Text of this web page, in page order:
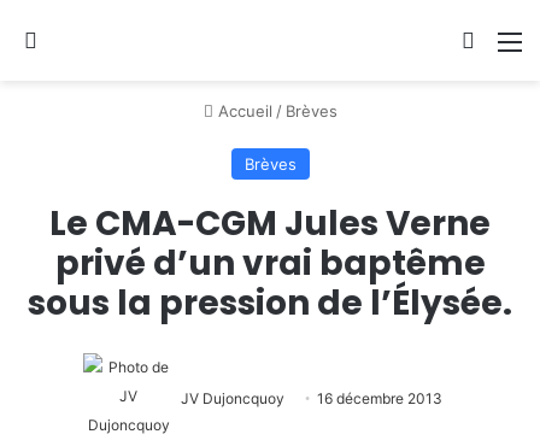
Accueil / Brèves
Brèves
Le CMA-CGM Jules Verne
privé d’un vrai baptême
sous la pression de l’Élysée.
JV Dujoncquoy 16 décembre 2013